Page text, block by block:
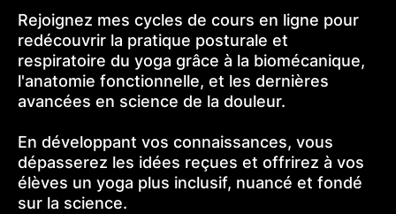
Rejoignez mes cycles de cours en ligne pour
redécouvrir la pratique posturale et
respiratoire du yoga grâce à la biomécanique,
l'anatomie fonctionnelle, et les dernières
avancées en science de la douleur.
En développant vos connaissances, vous
dépasserez les idées reçues et offrirez à vos
élèves un yoga plus inclusif, nuancé et fondé
sur la science.